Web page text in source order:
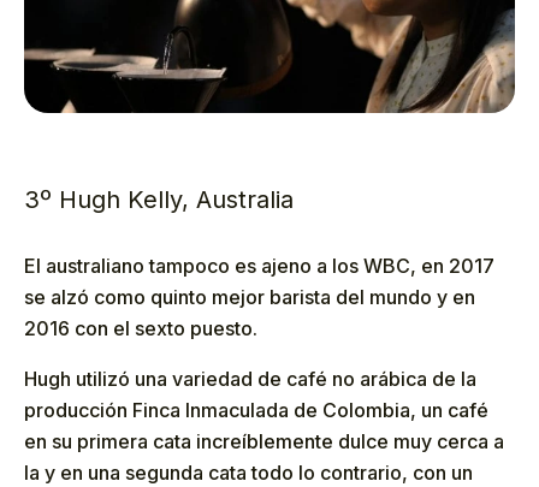
3º Hugh Kelly, Australia
El australiano tampoco es ajeno a los WBC, en 2017
se alzó como quinto mejor barista del mundo y en
2016 con el sexto puesto.
Hugh utilizó una variedad de café no arábica de la
producción Finca Inmaculada de Colombia, un café
en su primera cata increíblemente dulce muy cerca a
la y en una segunda cata todo lo contrario, con un